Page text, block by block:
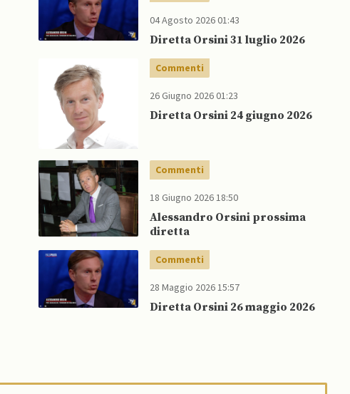
04 Agosto 2026 01:43
Diretta Orsini 31 luglio 2026
Commenti
26 Giugno 2026 01:23
Diretta Orsini 24 giugno 2026
Commenti
18 Giugno 2026 18:50
Alessandro Orsini prossima
diretta
Commenti
28 Maggio 2026 15:57
Diretta Orsini 26 maggio 2026